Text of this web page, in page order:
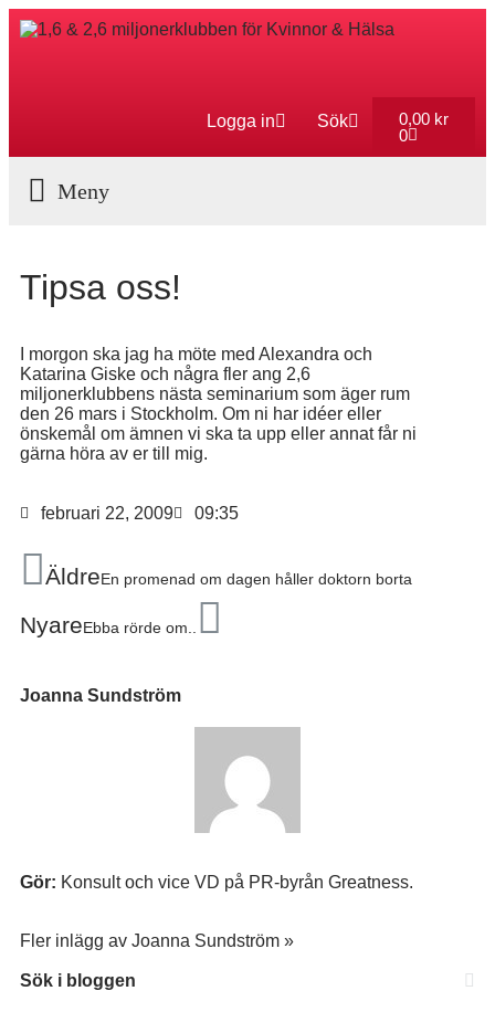
Logga in Sök 0,00 kr
0
Tipsa oss!
I morgon ska jag ha möte med Alexandra och
Katarina Giske och några fler ang 2,6
miljonerklubbens nästa seminarium som äger rum
den 26 mars i Stockholm. Om ni har idéer eller
önskemål om ämnen vi ska ta upp eller annat får ni
gärna höra av er till mig.
februari 22, 2009 09:35
ÄldreEn promenad om dagen håller doktorn borta
NyareEbba rörde om..
Joanna Sundström
Gör: Konsult och vice VD på PR-byrån Greatness.
Fler inlägg av Joanna Sundström »
Sök i bloggen